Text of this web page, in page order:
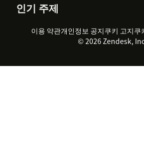
워크포스 관리
실시간 채팅
클라이
고객 사례
채용 정보
지속 가능성 보고서
법적 정
인기 주제
2026 CX 트렌드
제품 업
고객 서비스 소프트웨어
헬프 데
이용 약관개인정보 공지쿠키 고지쿠
© 2026 Zendesk,